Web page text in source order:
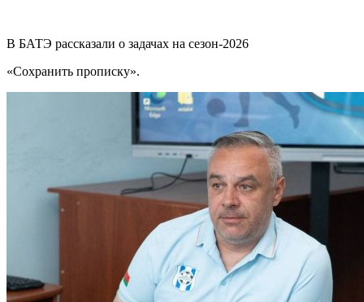
В БАТЭ рассказали о задачах на сезон-2026
«Сохранить прописку».